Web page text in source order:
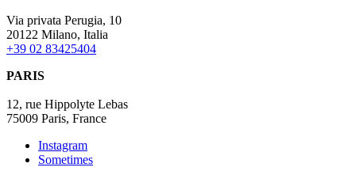
Via privata Perugia, 10
20122 Milano, Italia
+39 02 83425404
PARIS
12, rue Hippolyte Lebas
75009 Paris, France
Instagram
Sometimes